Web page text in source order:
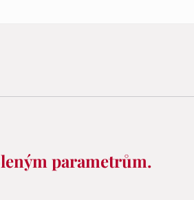
parametrům.